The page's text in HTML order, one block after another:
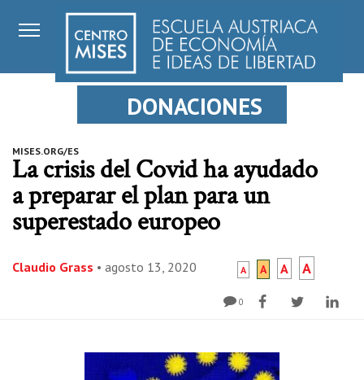
DONACIONES
MISES.ORG/ES
La crisis del Covid ha ayudado
a preparar el plan para un
superestado europeo
Claudio Grass • agosto 13, 2020 A A A A
0